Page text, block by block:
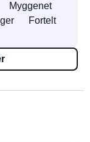
Myggenet
Fortelt